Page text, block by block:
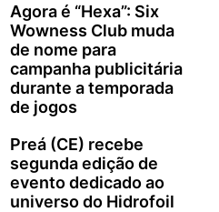
Agora é “Hexa”: Six
Wowness Club muda
de nome para
campanha publicitária
durante a temporada
de jogos
Preá (CE) recebe
segunda edição de
evento dedicado ao
universo do Hidrofoil